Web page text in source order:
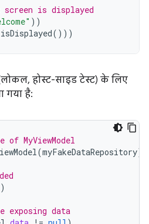
screen is displayed
))
isDisplayed()))
होस्ट-साइड टेस्ट) के लिए
गया है:
MyViewModel
(myFakeDataRepository)
exposing data